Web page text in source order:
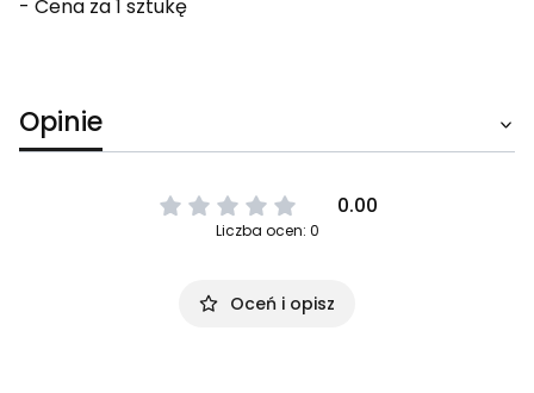
- Cena za 1 sztukę
Opinie
0.00
Liczba ocen: 0
Oceń i opisz